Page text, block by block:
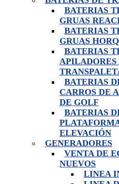
BATERIAS
GRUAS
BATERIAS
GRUAS
BATERIAS
APILADORES
BATERIAS
CARROS DE
DE GOLF
BATERIAS
ELEVACIÓN
GENERADORES
VENTA DE
NUEVOS
LINEA